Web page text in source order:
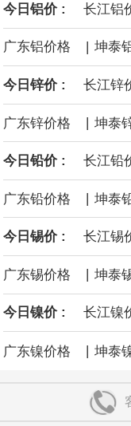
后续14艘平
黄金价格有
供支撑，同
景的线索。
海力士：龙
机存取存储
今日铝价 : 长江铝
广东铝价格 | 坤泰
今日锌价 : 长江锌
广东锌价格 | 坤泰
今日铅价 : 长江铅
广东铅价格 坤泰
今日锡价 : 长江锡
广东锡价格 坤泰
今日镍价 : 长江镍
广东镍价格 | 坤泰